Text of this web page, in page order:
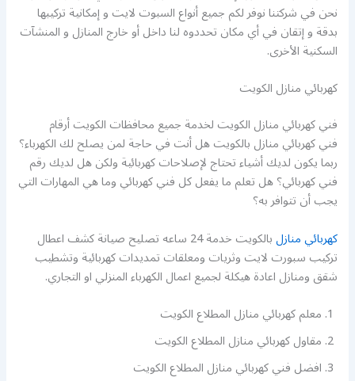
نحن في شركتنا نوفر لكم جميع أنواع السبوت لايت و إمكانية تركيبها
بدقة و إتقان في أي مكان تحددوه لنا داخل أو خارج المنازل و المنشآت
السكنية الأخرى.
كهربائي منازل الكويت
فني كهربائي منازل الكويت لخدمة جميع محافظات الكويت أرقام
فني كهربائي منازل بالكويت هل أنت في حاجة لمن يصلح لك الكهرباء؟
ربما يكون لديك أشياء تحتاج لإصلاحات كهربائية ولكن هل لديك رقم
فني كهربائي؟ هل تعلم ما يفعل كل فني كهربائي وما هي المهارات التي
يجب أن تتوافر به؟
كهربائي منازل
بالكويت خدمة 24 ساعه تصليح صيانة كشف اعطال
تركيب سبورت لايت وثريات ومعلقات تمديدات كهربائية وتشطيب
شقق ومنازل اعادة هيكلة لجميع اعمال الكهرباء المنزلي او التجاري.
معلم كهربائي منازل المطلاع الكويت
مقاول كهربائي منازل المطلاع الكويت
افضل فني كهربائي منازل المطلاع الكويت